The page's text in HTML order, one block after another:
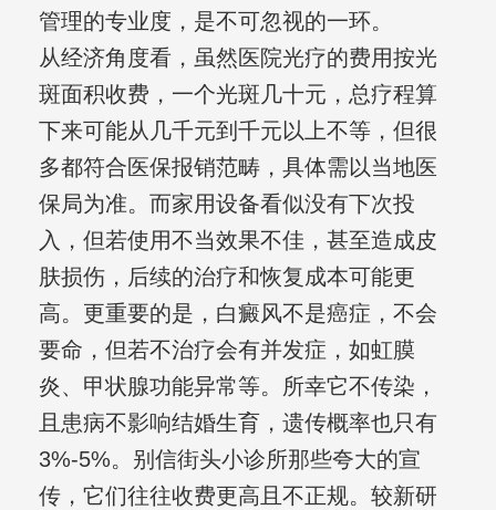
管理的专业度，是不可忽视的一环。
从经济角度看，虽然医院光疗的费用按光
斑面积收费，一个光斑几十元，总疗程算
下来可能从几千元到千元以上不等，但很
多都符合医保报销范畴，具体需以当地医
保局为准。而家用设备看似没有下次投
入，但若使用不当效果不佳，甚至造成皮
肤损伤，后续的治疗和恢复成本可能更
高。更重要的是，白癜风不是癌症，不会
要命，但若不治疗会有并发症，如虹膜
炎、甲状腺功能异常等。所幸它不传染，
且患病不影响结婚生育，遗传概率也只有
3%-5%。别信街头小诊所那些夸大的宣
传，它们往往收费更高且不正规。较新研